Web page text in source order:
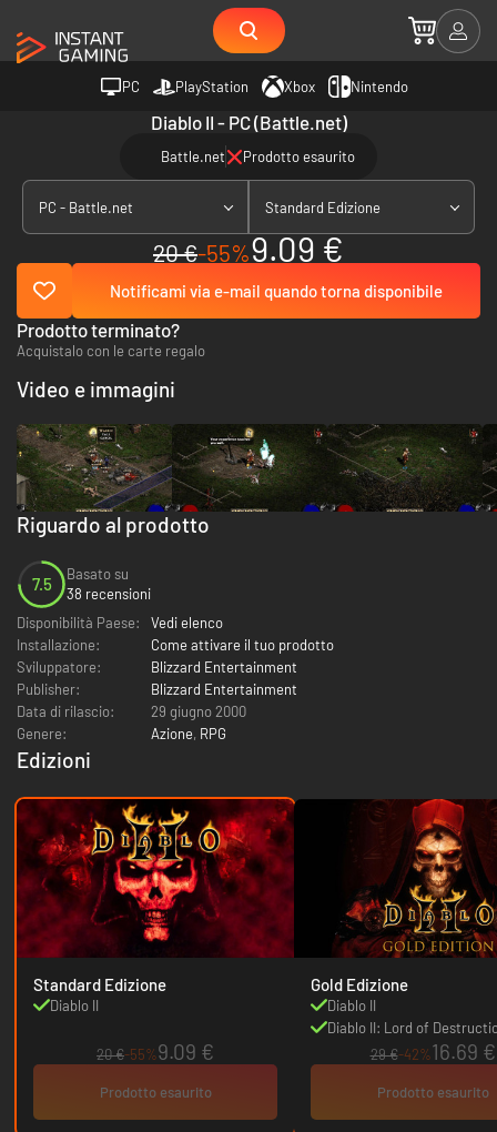
PC PlayStation Xbox Nintendo
Diablo II - PC (Battle.net)
Battle.net Prodotto esaurito
PC - Battle.net Standard Edizione
20 €-55%9.09 €
Notificami via e-mail quando torna disponibile
Prodotto terminato?
Acquistalo con le carte regalo
Riguardo al prodotto
7.5
Basato su
38 recensioni
Disponibilità Paese:
Vedi elenco
Installazione:
Come attivare il tuo prodotto
Sviluppatore:
Blizzard Entertainment
Publisher:
Blizzard Entertainment
Data di rilascio:
29 giugno 2000
Genere:
Azione, RPG
Edizioni
Standard Edizione
Diablo II
20 €-55%9.09 €
Prodotto esaurito
Gold Edizione
Diablo II
Diablo II: Lord of
29 €-42%16.69 €
Prodotto esaurito
Video e immagini